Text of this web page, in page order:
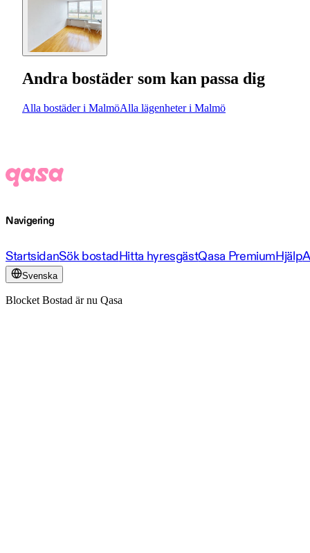
Andra bostäder som kan passa dig
Alla bostäder i MalmöAlla lägenheter i Malmö
Navigering
StartsidanSök bostadHitta hyresgästQasa PremiumHjälp
Svenska
Blocket Bostad är nu Qasa